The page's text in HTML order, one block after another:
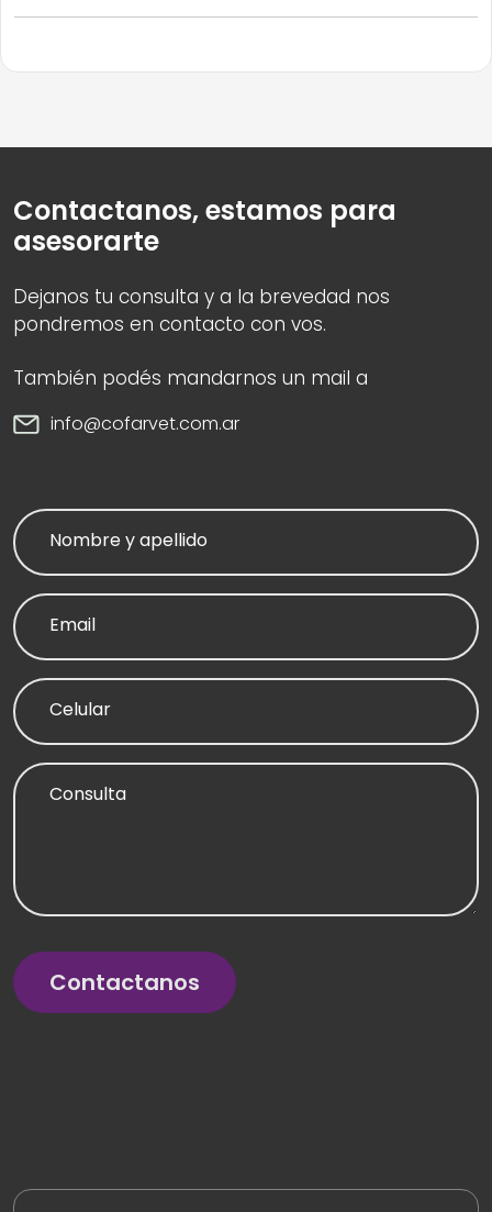
Contactanos, estamos para
asesorarte
Dejanos tu consulta y a la brevedad nos
pondremos en contacto con vos.
También podés mandarnos un mail a
info@cofarvet.com.ar
Nombre y apellido
Email
Celular
Consulta
Contactanos